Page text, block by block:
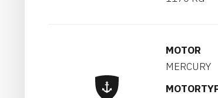
MOTOR
MERCURY